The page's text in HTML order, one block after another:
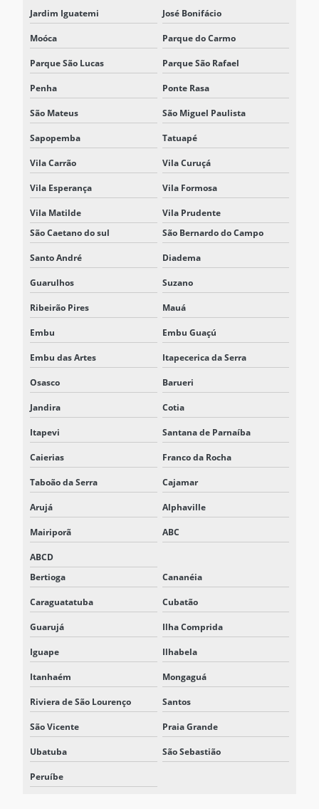
SOLUÇÃO BESS
SOLUÇÃO BESS PARA ELETROPOSTO
SOLUÇÃO BESS INDUSTRIAL
SOLUÇÃO BESS PARA REDUÇÃO DE DEMANDA ELÉTRICA
Jardim Iguatemi José Bonifácio
Moóca Parque do Carmo
Parque São Lucas Parque São Rafael
Penha Ponte Rasa
São Mateus São Miguel Paulista
Sapopemba Tatuapé
Vila Carrão Vila Curuçá
Vila Esperança Vila Formosa
Vila Matilde
Vila Prudente
São Caetano do sul
São Bernardo do Campo
Santo André Diadema
Guarulhos Suzano
Ribeirão Pires Mauá
Embu Embu Guaçú
Embu das Artes Itapecerica da Serra
Osasco Barueri
Jandira Cotia
Itapevi Santana de Parnaíba
Caierias Franco da Rocha
Taboão da Serra Cajamar
Arujá Alphaville
Mairiporã ABC
ABCD
Bertioga
Cananéia
Caraguatatuba Cubatão
Guarujá Ilha Comprida
Iguape Ilhabela
Itanhaém Mongaguá
Riviera de São Lourenço Santos
São Vicente Praia Grande
Ubatuba São Sebastião
Peruíbe